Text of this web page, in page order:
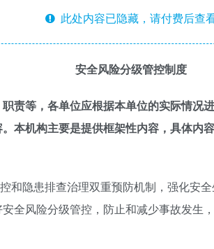
此处内容已隐藏，请付费后查
安全风险分级管控制度
职责等，各单位应根据本单位的实际情况
。 本机构主要是提供框架性内容，具体内
隐患排查治理双重预防机制，强化安全
全风险分级管控，防止和减少事故发生